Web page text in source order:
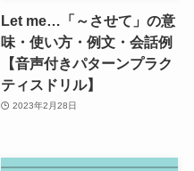
Let me…「～させて」の意
味・使い方・例文・会話例
【音声付きパターンプラク
ティスドリル】
2023年2月28日